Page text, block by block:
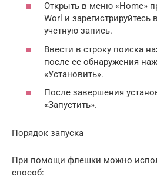
Открыть в меню «Home»
Worl и
учетную запись.
Ввести в строку поиска
после ее обнаружения
«Установить».
После завершения
«Запустить».
Порядок запуска
При помощи флешки можно
способ: